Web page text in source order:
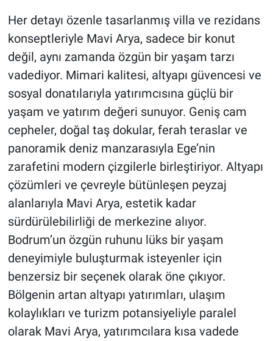
Her detayı özenle tasarlanmış villa ve rezidans
konseptleriyle Mavi Arya, sadece bir konut
değil, aynı zamanda özgün bir yaşam tarzı
vadediyor. Mimari kalitesi, altyapı güvencesi ve
sosyal donatılarıyla yatırımcısına güçlü bir
yaşam ve yatırım değeri sunuyor. Geniş cam
cepheler, doğal taş dokular, ferah teraslar ve
panoramik deniz manzarasıyla Ege’nin
zarafetini modern çizgilerle birleştiriyor. Altyapı
çözümleri ve çevreyle bütünleşen peyzaj
alanlarıyla Mavi Arya, estetik kadar
sürdürülebilirliği de merkezine alıyor.
Bodrum’un özgün ruhunu lüks bir yaşam
deneyimiyle buluşturmak isteyenler için
benzersiz bir seçenek olarak öne çıkıyor.
Bölgenin artan altyapı yatırımları, ulaşım
kolaylıkları ve turizm potansiyeliyle paralel
olarak Mavi Arya, yatırımcılara kısa vadede